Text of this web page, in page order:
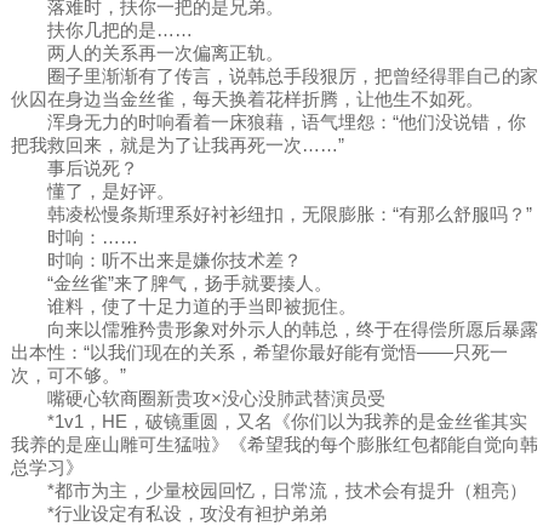
落难时，扶你一把的是兄弟。
扶你几把的是……
两人的关系再一次偏离正轨。
圈子里渐渐有了传言，说韩总手段狠厉，把曾经得罪自己的家
伙囚在身边当金丝雀，每天换着花样折腾，让他生不如死。
浑身无力的时响看着一床狼藉，语气埋怨：“他们没说错，你
把我救回来，就是为了让我再死一次……”
事后说死？
懂了，是好评。
韩凌松慢条斯理系好衬衫纽扣，无限膨胀：“有那么舒服吗？”
时响：……
时响：听不出来是嫌你技术差？
“金丝雀”来了脾气，扬手就要揍人。
谁料，使了十足力道的手当即被扼住。
向来以儒雅矜贵形象对外示人的韩总，终于在得偿所愿后暴露
出本性：“以我们现在的关系，希望你最好能有觉悟——只死一
次，可不够。”
嘴硬心软商圈新贵攻×没心没肺武替演员受
*1v1，HE，破镜重圆，又名《你们以为我养的是金丝雀其实
我养的是座山雕可生猛啦》《希望我的每个膨胀红包都能自觉向韩
总学习》
*都市为主，少量校园回忆，日常流，技术会有提升（粗亮）
*行业设定有私设，攻没有袒护弟弟